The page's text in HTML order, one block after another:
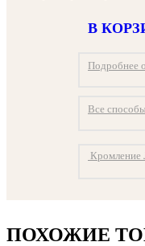
В
Подробнее
Все
ПОХОЖИЕ